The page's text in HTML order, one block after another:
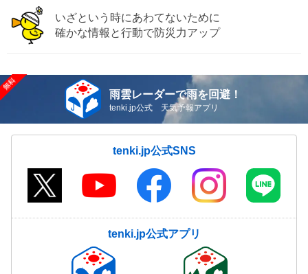
いざという時にあわてないために
確かな情報と行動で防災力アップ
雨雲レーダーで雨を回避！
tenki.jp公式 天気予報アプリ
tenki.jp公式SNS
tenki.jp公式アプリ